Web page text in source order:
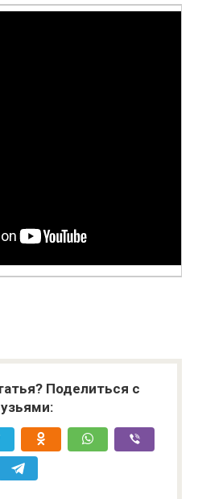
Поделиться с